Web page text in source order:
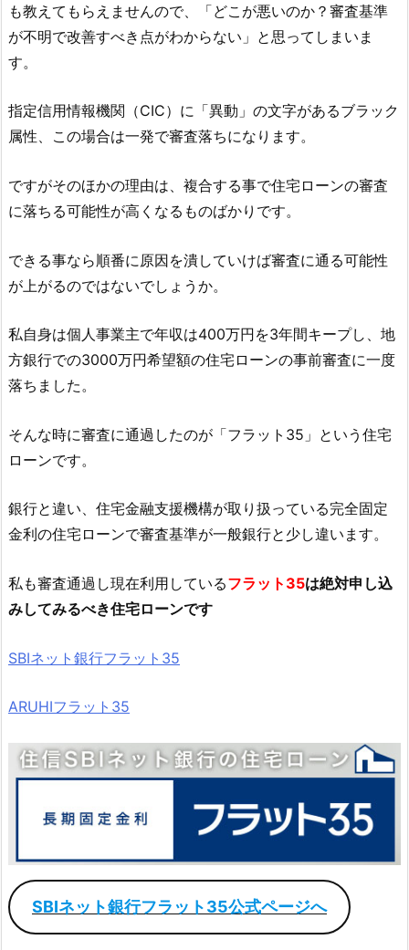
も教えてもらえませんので、「どこが悪いのか？審査基準
が不明で改善すべき点がわからない」と思ってしまいま
す。
指定信用情報機関（CIC）に「異動」の文字があるブラック
属性、この場合は一発で審査落ちになります。
ですがそのほかの理由は、複合する事で住宅ローンの審査
に落ちる可能性が高くなるものばかりです。
できる事なら順番に原因を潰していけば審査に通る可能性
が上がるのではないでしょうか。
私自身は個人事業主で年収は400万円を3年間キープし、地
方銀行での3000万円希望額の住宅ローンの事前審査に一度
落ちました。
そんな時に審査に通過したのが「フラット35」という住宅
ローンです。
銀行と違い、住宅金融支援機構が取り扱っている完全固定
金利の住宅ローンで審査基準が一般銀行と少し違います。
私も審査通過し現在利用しているフラット35は絶対申し込
みしてみるべき住宅ローンです
SBIネット銀行フラット35
ARUHIフラット35
SBIネット銀行フラット35公式ページへ